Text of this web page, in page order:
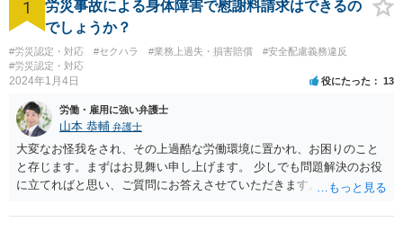
1
労災事故による身体障害で慰謝料請求はできるの
でしょうか？
#労災認定・対応 #セクハラ #業務上過失・損害賠償
#安全配慮義務違反
#労災認定・対応
2024年1月4日 役にたった 13
労働・雇用に強い弁護士
山本 恭輔 弁護士
大変なお怪我をされ、その上過酷な労働環境に置かれ、お困りのこと
と存じます。まずはお見舞い申し上げます。 少しでも問題解決のお役
に立てればと思い、ご質問にお答えさせていただきます。 ご相談者の
我に関しては労災保険からの給付や会社からの損害賠償が、過重労働